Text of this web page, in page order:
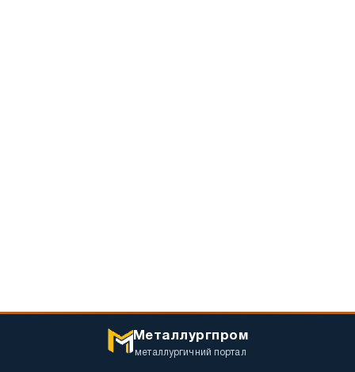
Металлургпром
металлургичний портал